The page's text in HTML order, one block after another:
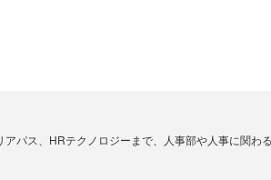
パス、HRテクノロジーまで、人事部や人事に関